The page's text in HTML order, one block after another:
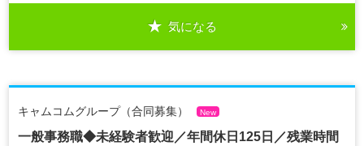
気になる
キャムコムグループ（合同募集） New
一般事務職◆未経験者歓迎／年間休日125日／残業時間